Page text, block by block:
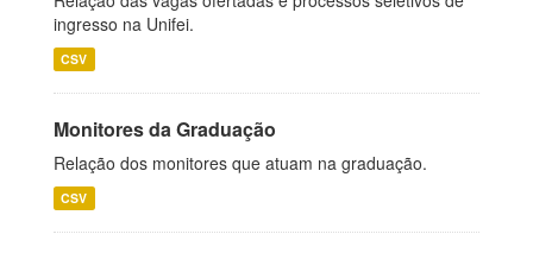
ingresso na Unifei.
CSV
Monitores da Graduação
Relação dos monitores que atuam na graduação.
CSV